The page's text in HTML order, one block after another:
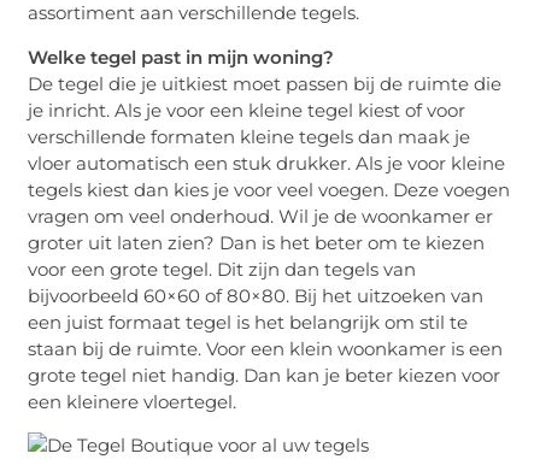
assortiment aan verschillende tegels.
Welke tegel past in mijn woning?
De tegel die je uitkiest moet passen bij de ruimte die
je inricht. Als je voor een kleine tegel kiest of voor
verschillende formaten kleine tegels dan maak je
vloer automatisch een stuk drukker. Als je voor kleine
tegels kiest dan kies je voor veel voegen. Deze voegen
vragen om veel onderhoud. Wil je de woonkamer er
groter uit laten zien? Dan is het beter om te kiezen
voor een grote tegel. Dit zijn dan tegels van
bijvoorbeeld 60×60 of 80×80. Bij het uitzoeken van
een juist formaat tegel is het belangrijk om stil te
staan bij de ruimte. Voor een klein woonkamer is een
grote tegel niet handig. Dan kan je beter kiezen voor
een kleinere vloertegel.